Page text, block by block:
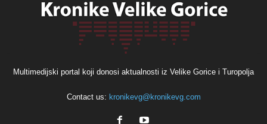
Multimedijski portal koji donosi aktualnosti iz Velike Gorice i Turopolja
Contact us: kronikevg@kronikevg.com